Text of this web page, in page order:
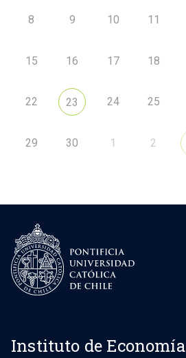
8 9 10 11
15 16 17 18
22 23 24 25
29 30 1 2
Instituto de Economía